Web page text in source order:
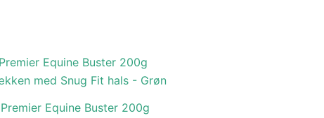
Premier Equine Buster 200g
Den
oprindelige
pris
1.999,00 kr..
Den
aktuelle
pris
1.699,15 kr..